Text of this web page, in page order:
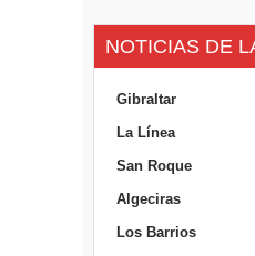
NOTICIAS DE
Gibraltar
La Línea
San Roque
Algeciras
Los Barrios